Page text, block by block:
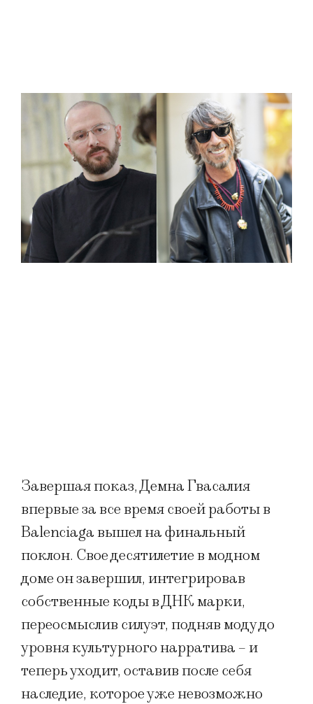
Завершая показ, Демна Гвасалия
впервые за все время своей работы в
Balenciaga вышел на финальный
поклон. Свое десятилетие в модном
доме он завершил, интегрировав
собственные коды в ДНК марки,
переосмыслив силуэт, подняв моду до
уровня культурного нарратива – и
теперь уходит, оставив после себя
наследие, которое уже невозможно